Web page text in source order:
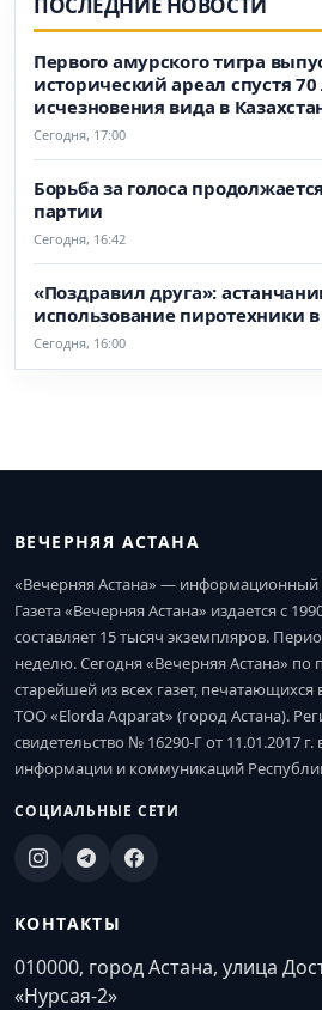
Первого амурского тигра
исторический ареал спустя 70
исчезновения вида в
Сегодня, 17:00
Борьба за голоса
партии
Сегодня, 16:42
«Поздравил друга»:
использование пиротехники
Сегодня, 16:00
ВЕЧЕРНЯЯ АСТАНА
«Вечерняя Астана» — информационный
Газета «Вечерняя Астана» издается с
составляет 15 тысяч экземпляров.
неделю. Сегодня «Вечерняя Астана» по
старейшей из всех газет, печатающихся
ТОО «Elorda Aqparat» (город Астана).
свидетельство № 16290-Г от 11.01.2017
информации и коммуникаций
СОЦИАЛЬНЫЕ СЕТИ
КОНТАКТЫ
010000, город Астана, улица
«Нурсая-2»